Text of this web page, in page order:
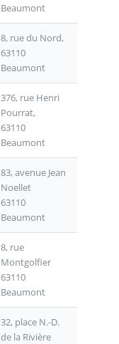
Beaumont
8, rue du Nord,
63110
Beaumont
376, rue Henri
Pourrat,
63110
Beaumont
83, avenue Jean
Noellet
63110
Beaumont
8, rue
Montgolfier
63110
Beaumont
32, place N.-D.
de la Rivière